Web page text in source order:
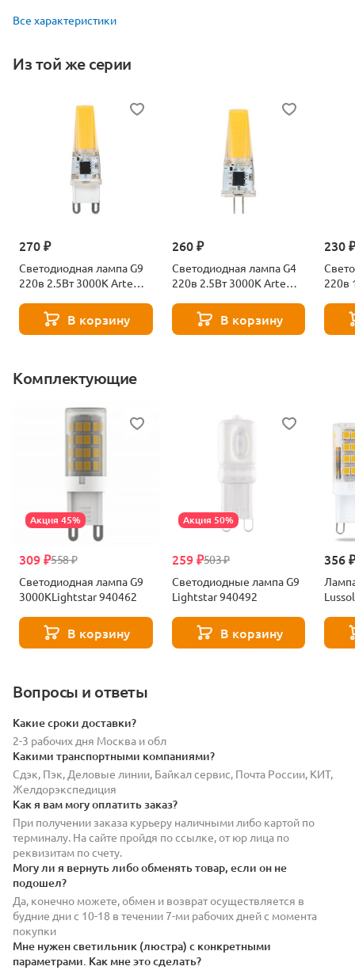
Все характеристики
Из той же серии
270 ₽
Светодиодная лампа G9
220в 2.5Вт 3000К Arte
В корзину
260 ₽
Светодиодная лампа G4
220в 2.5Вт 3000К Arte
В корзину
230
220в
Комплектующие
Акция 45%
558 ₽
309 ₽
Светодиодная лампа G9
3000KLightstar 940462
В корзину
Акция 50%
503 ₽
259 ₽
Светодиодные лампа G9
Lightstar 940492
В корзину
356
Вопросы и ответы
Какие сроки доставки?
2-3 рабочих дня Москва и обл
Какими транспортными компаниями?
Сдэк, Пэк, Деловые линии, Байкал сервис, Почта России, КИТ,
Желдорэкспедиция
Как я вам могу оплатить заказ?
При получении заказа курьеру наличными либо картой по
терминалу. На сайте пройдя по ссылке, от юр лица по
реквизитам по счету.
Могу ли я вернуть либо обменять товар, если он не
подошел?
Да, конечно можете, обмен и возврат осуществляется в
будние дни с 10-18 в течении 7-ми рабочих дней с момента
покупки
Мне нужен светильник (люстра) с конкретными
параметрами. Как мне это сделать?